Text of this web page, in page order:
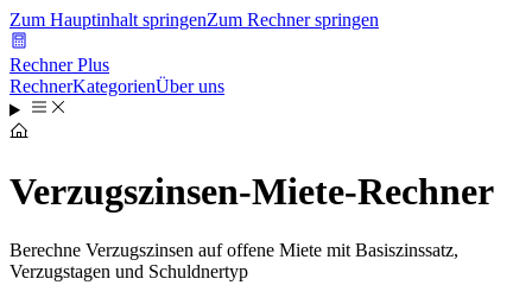
Zum Hauptinhalt springenZum Rechner springen
Rechner Plus
RechnerKategorienÜber uns
Verzugszinsen-Miete-Rechner
Berechne Verzugszinsen auf offene Miete mit Basiszinssatz,
Verzugstagen und Schuldnertyp